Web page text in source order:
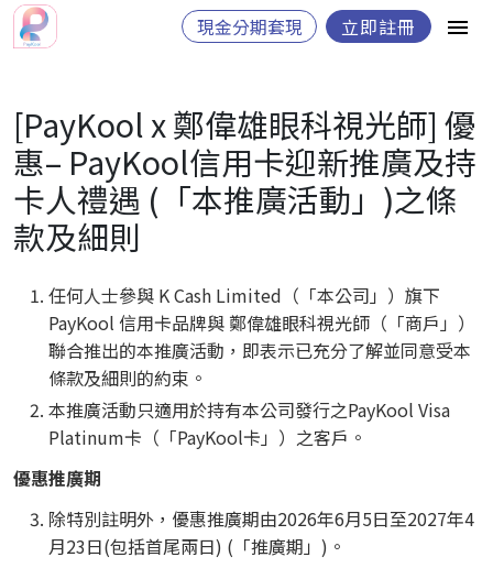
現金分期套現 立即註冊
[PayKool x 鄭偉雄眼科視光師] 優
惠– PayKool信用卡迎新推廣及持
卡人禮遇 (「本推廣活動」)之條
款及細則
任何人士參與 K Cash Limited（「本公司」）旗下
PayKool 信用卡品牌與 鄭偉雄眼科視光師（「商戶」）
聯合推出的本推廣活動，即表示已充分了解並同意受本
條款及細則的約束。
本推廣活動只適用於持有本公司發行之PayKool Visa
Platinum卡（「PayKool卡」）之客戶。
優惠推廣期
除特別註明外，優惠推廣期由2026年6月5日至2027年4
月23日(包括首尾兩日) (「推廣期」)。